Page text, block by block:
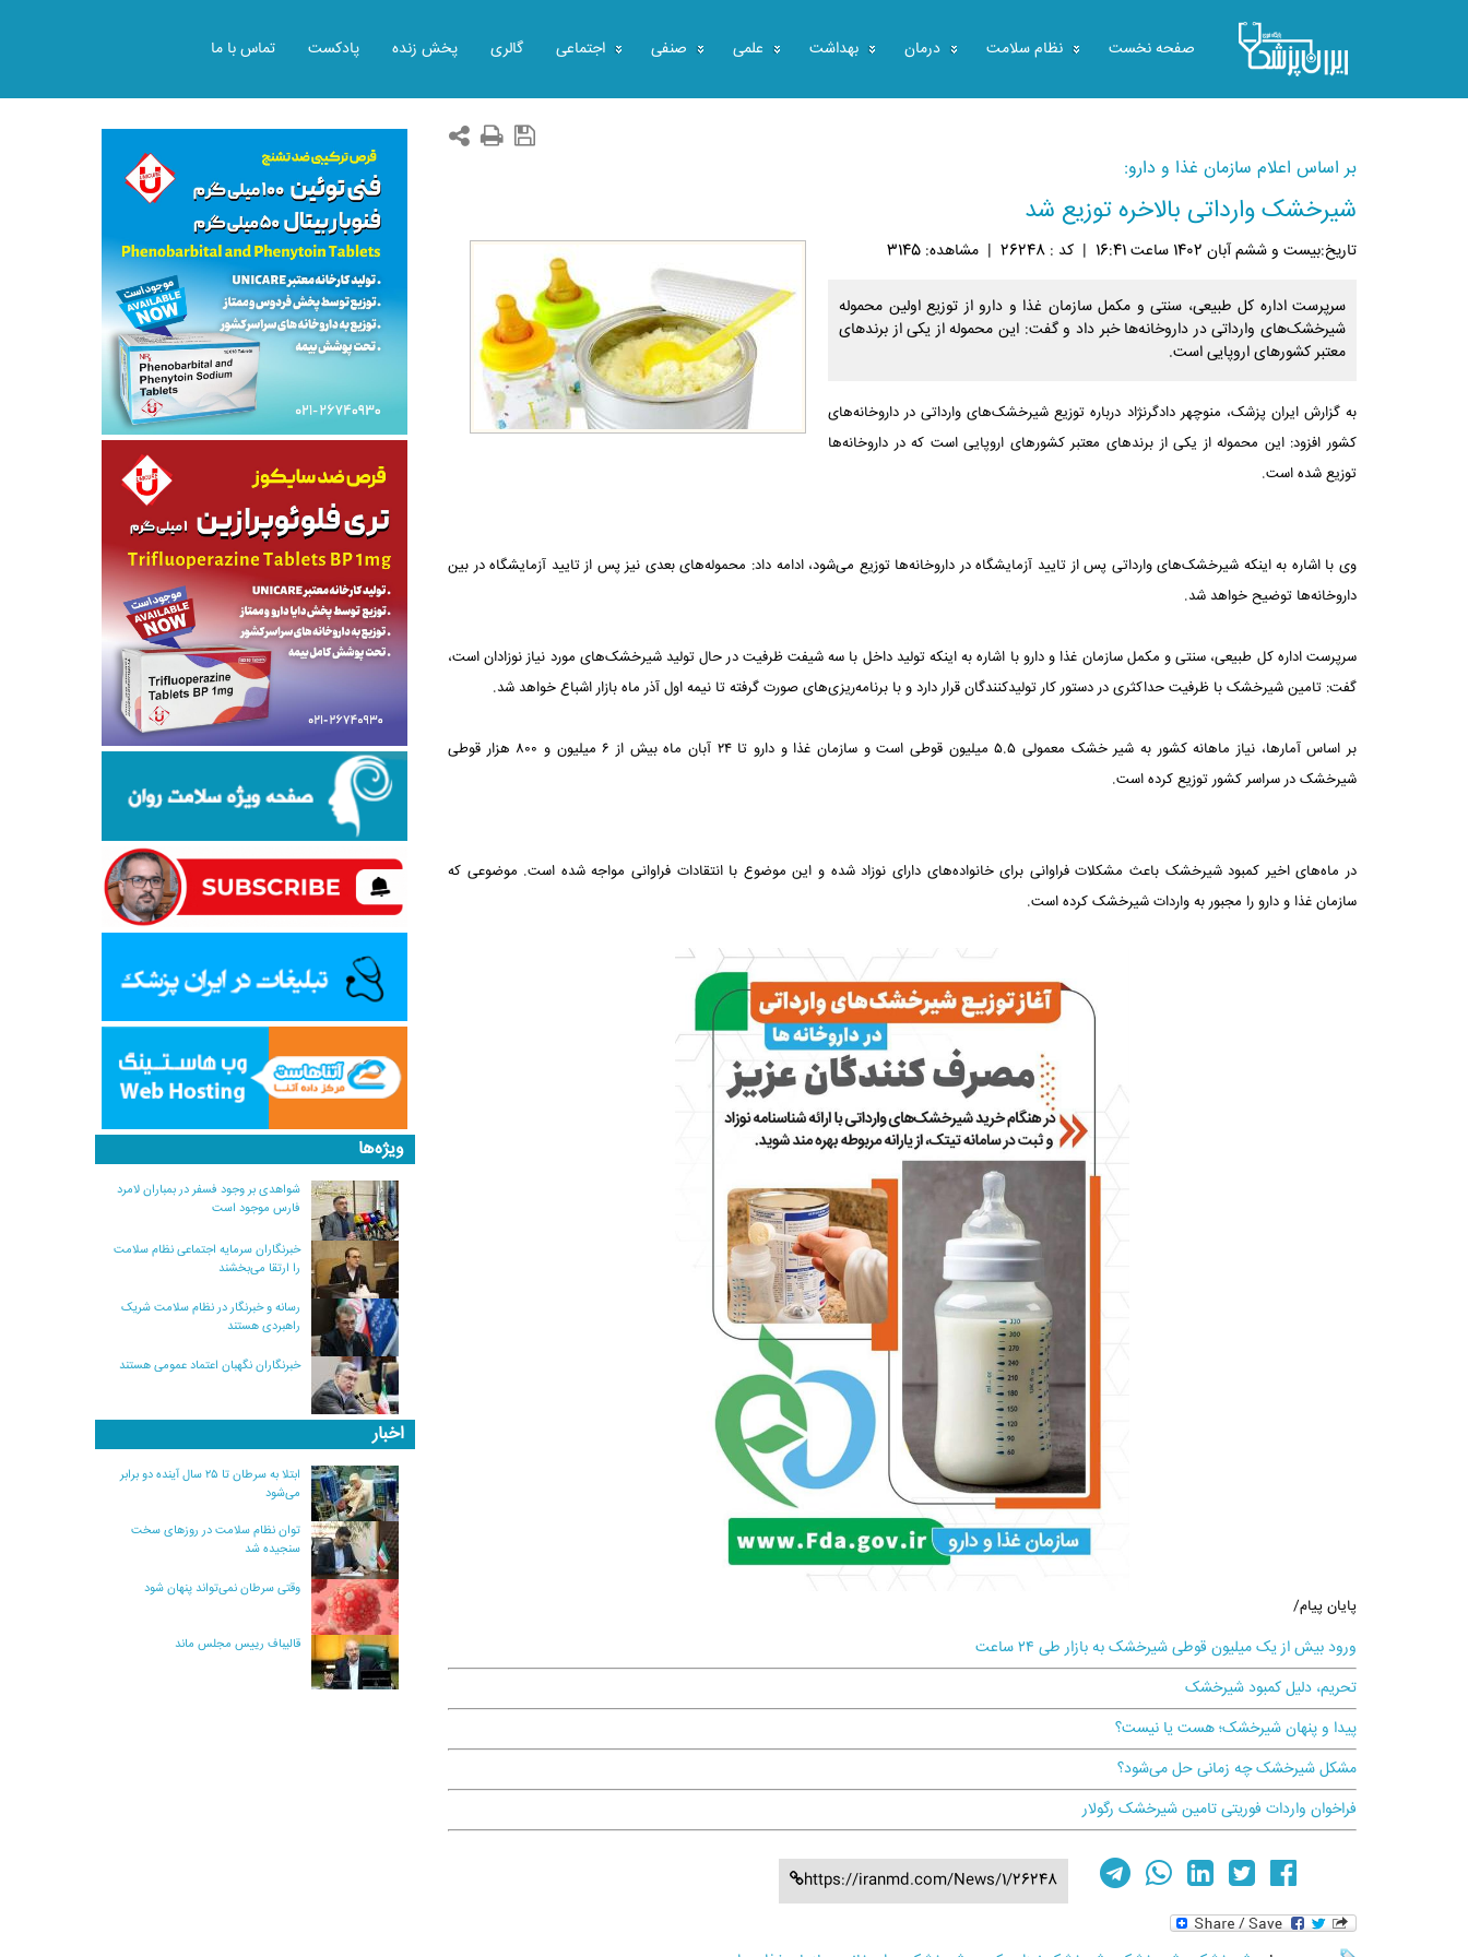
صفحه نخست نظام سلامت درمان بهداشت علمی صنفی اجتماعی گالری پخش زنده پادکست تماس با ما
بر اساس اعلام سازمان غذا و دارو:
شیرخشک وارداتی بالاخره توزیع شد
تاريخ:بيست و ششم آبان 1402 ساعت 16:41 | کد : 26248 | مشاهده: 3145
سرپرست اداره‌ کل طبیعی، سنتی و مکمل سازمان غذا و دارو از توزیع اولین محموله
شیرخشک‌های وارداتی در داروخانه‌ها خبر داد و گفت: این محموله از یکی از برندهای
معتبر کشورهای اروپایی است.
به گزارش ایران پزشک، منوچهر دادگرنژاد درباره توزیع شیرخشک‌های وارداتی در داروخانه‌های
کشور افزود: این محموله از یکی از برندهای معتبر کشورهای اروپایی است که در داروخانه‌ها
توزیع شده است.
وی با اشاره به اینکه شیرخشک‌های وارداتی پس از تایید آزمایشگاه در داروخانه‌ها توزیع می‌شود، ادامه داد: محموله‌های بعدی نیز پس از تایید آزمایشگاه در بین
داروخانه‌ها توضیح خواهد شد.
سرپرست اداره‌ کل طبیعی، سنتی و مکمل سازمان غذا و دارو با اشاره به اینکه تولید داخل با سه شیفت ظرفیت در حال تولید شیرخشک‌های مورد نیاز نوزادان است،
گفت: تامین شیرخشک با ظرفیت حداکثری در دستور کار تولیدکنندگان قرار دارد و با برنامه‌ریزی‌های صورت گرفته تا نیمه اول آذر ماه بازار اشباع خواهد شد.
بر اساس آمارها، نیاز ماهانه کشور به شیر خشک معمولی ۵.۵ میلیون قوطی است و سازمان غذا و دارو تا ۲۴ آبان ماه بیش از ۶ میلیون و ۸۰۰ هزار قوطی
شیرخشک در سراسر کشور توزیع کرده است.
در ماه‌های اخیر کمبود شیرخشک باعث مشکلات فراوانی برای خانواده‌های دارای نوزاد شده و این موضوع با انتقادات فراوانی مواجه شده است. موضوعی که
سازمان غذا و دارو را مجبور به واردات شیرخشک کرده است.
پایان پیام/
ورود بیش از یک میلیون قوطی شیرخشک به بازار طی ۲۴ ساعت
تحریم، دلیل کمبود شیرخشک
پیدا و پنهان شیرخشک؛ هست یا نیست؟
مشکل شیرخشک چه زمانی حل می‌شود؟
فراخوان واردات فوریتی تامین شیرخشک رگولار
https://iranmd.com/News/1/26248
ویژه‌ها
شواهدی بر وجود فسفر در بمباران لامرد
فارس موجود است
خبرنگاران سرمایه اجتماعی نظام سلامت
را ارتقا می‌بخشند
رسانه و خبرنگار در نظام سلامت شریک
راهبردی هستند
خبرنگاران نگهبان اعتماد عمومی هستند
اخبار
ابتلا به سرطان تا ۲۵ سال آینده دو برابر
می‌شود
توان نظام سلامت در روزهای سخت
سنجیده شد
وقتی سرطان نمی‌تواند پنهان شود
قالیباف رییس مجلس ماند